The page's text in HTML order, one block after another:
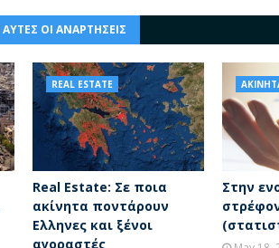
ΟΙ ΑΝΑΡΤΗΣΕΙΣ
REAL ESTATE
Real Estate: Σε ποια
ακίνητα ποντάρουν
Ελληνες και ξένοι
αγοραστές
Στην